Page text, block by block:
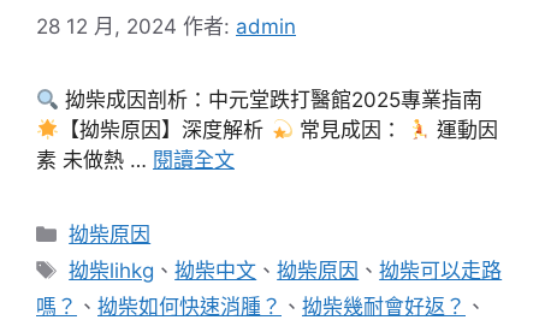
28 12 月, 2024 作者: admin
拗柴成因剖析：中元堂跌打醫館2025專業指南
【拗柴原因】深度解析
常見成因：
運動因
素 未做熱 … 閱讀全文
分
類
拗柴原因
標
籤
拗柴lihkg 、拗柴中文 、拗柴原因 、拗柴可以走路
嗎？ 、 拗柴如何快速消腫？ 、 拗柴幾耐會好返？ 、